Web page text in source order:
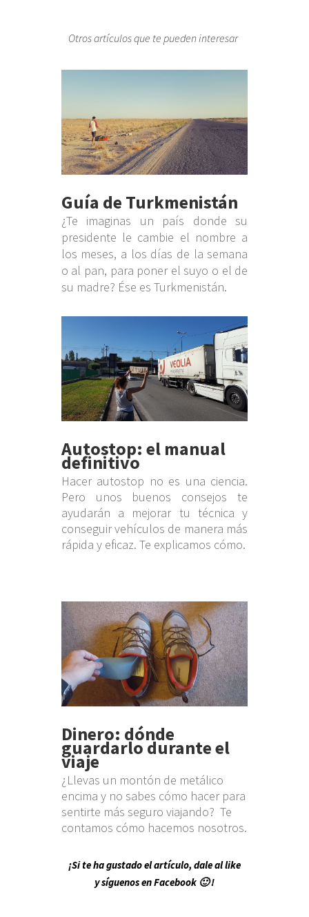
Otros artículos que te pueden interesar
Guía de Turkmenistán
¿Te imaginas un país donde su
presidente le cambie el nombre a
los meses, a los días de la semana
o al pan, para poner el suyo o el de
su madre? Ése es Turkmenistán.
Autostop: el manual
definitivo
Hacer autostop no es una ciencia.
Pero unos buenos consejos te
ayudarán a mejorar tu técnica y
conseguir vehículos de manera más
rápida y eficaz. Te explicamos cómo.
Dinero: dónde
guardarlo durante el
viaje
¿Llevas un montón de metálico
encima y no sabes cómo hacer para
sentirte más seguro viajando? Te
contamos cómo hacemos nosotros.
¡Si te ha gustado el artículo, dale al like
y síguenos en Facebook 🙂 !